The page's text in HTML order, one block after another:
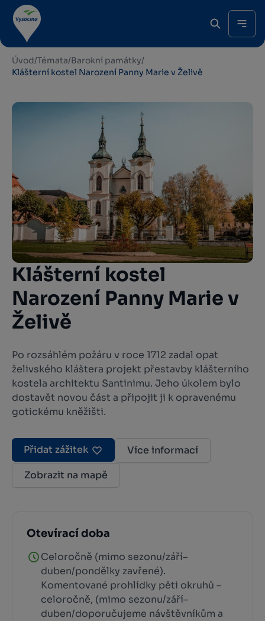
Úvod/Témata/Barokní památky/
Klášterní kostel Narození Panny Marie v Želivě
Klášterní kostel
Narození Panny Marie v
Želivě
Po rozsáhlém požáru v roce 1712 zadal opat
želivského kláštera projekt přestavby klášterního
kostela architektu Santinimu. Jeho úkolem bylo
dostavět novou část a připojit ji k opravenému
gotickému kněžišti.
Přidat zážitek
Více informací
Zobrazit na mapě
Otevírací doba
Celoročně (mimo sezonu/září–
duben/pondělky zavřené).
Komentované prohlídky pěti okruhů –
celoročně, (mimo sezonu/září–
duben/doporučujeme návštěvníkům a